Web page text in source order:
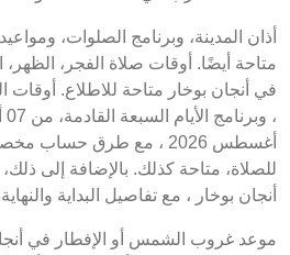
أذان المدينة، وبرنامج الصلوات،
متاحة أيضًا. أوقات صلاة الفجر،
أغسطس 2026 ، مع طرق حساب
للصلاة، متاحة كذلك. بالإضافة إلى
أنجان بوخار ، مع تفاصيل البداية